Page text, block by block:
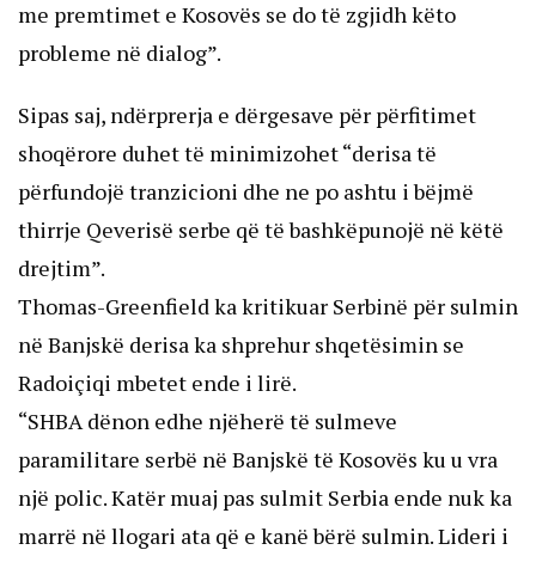
me premtimet e Kosovës se do të zgjidh këto
probleme në dialog”.
Sipas saj, ndërprerja e dërgesave për përfitimet
shoqërore duhet të minimizohet “derisa të
përfundojë tranzicioni dhe ne po ashtu i bëjmë
thirrje Qeverisë serbe që të bashkëpunojë në këtë
drejtim”.
Thomas-Greenfield ka kritikuar Serbinë për sulmin
në Banjskë derisa ka shprehur shqetësimin se
Radoiçiqi mbetet ende i lirë.
“SHBA dënon edhe njëherë të sulmeve
paramilitare serbë në Banjskë të Kosovës ku u vra
një polic. Katër muaj pas sulmit Serbia ende nuk ka
marrë në llogari ata që e kanë bërë sulmin. Lideri i